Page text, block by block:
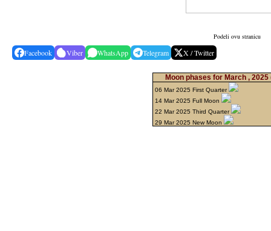
Podeli ovu stranicu
Facebook Viber WhatsApp Telegram X / Twitter
Moon phases for March , 2025
06 Mar 2025 First Quarter
14 Mar 2025 Full Moon
22 Mar 2025 Third Quarter
29 Mar 2025 New Moon